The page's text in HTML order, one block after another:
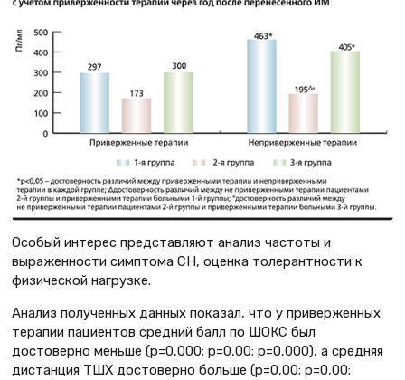
Особый интерес представляют анализ частоты и
выраженности симптома СН, оценка толерантности к
физической нагрузке.
Анализ полученных данных показал, что у приверженных
терапии пациентов средний балл по ШОКС был
достоверно меньше (р=0,000; р=0,00; р=0,000), а средняя
дистанция ТШХ достоверно больше (р=0,00; р=0,00;